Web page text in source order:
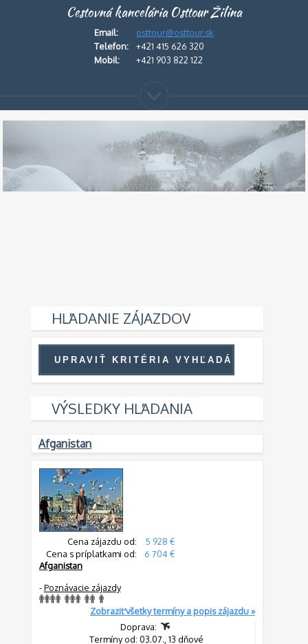
Cestovná kancelária Osttour Žilina
Email:
osttour@osttour.sk
Telefon:
+421 415 626 320
Mobil:
+421 903 822 122
HĽADANIE ZÁJAZDOV
VÝSLEDKY HĽADANIA
Afganistan
Cena zájazdu od:
5 928 €
Cena s príplatkami od:
6 704 €
Afganistan
-Poznávacie zájazdy
Zobraziť všetky termíny a popis zájazdu »
Doprava:
Termíny od: 03.07., 13 dňové